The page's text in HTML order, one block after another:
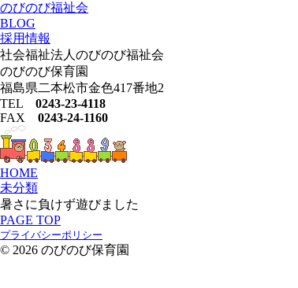
のびのび福祉会
BLOG
採用情報
社会福祉法人のびのび福祉会
のびのび保育園
福島県二本松市金色417番地2
TEL 0243-23-4118
FAX 0243-24-1160
HOME
未分類
暑さに負けず遊びました
PAGE TOP
プライバシーポリシー
© 2026 のびのび保育園